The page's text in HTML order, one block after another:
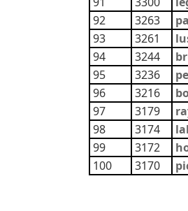
92
3263
93
3261
94
3244
95
3236
96
3216
97
3179
98
3174
99
3172
100
3170